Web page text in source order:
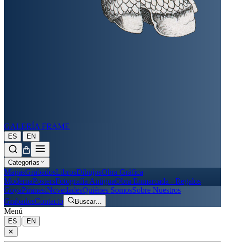
GALERÍA FRAME
ES | EN
Categorías
MapasGrabadosLibrosDibujosObra Gráfica
ModernaPostersFotografía AntiguaObra Enmarcada - Regalos
GoyaPiranesiNovedadesQuiénes SomosSobre Nuestros
GrabadosContacto Buscar…
Menú
ES |
EN
✕